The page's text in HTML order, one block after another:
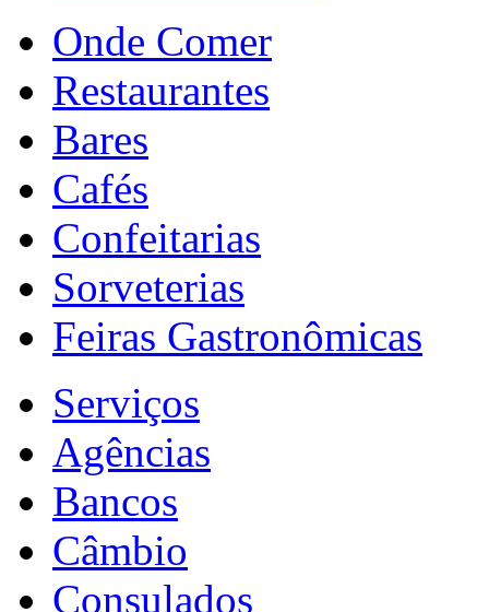
Onde Comer
Restaurantes
Bares
Cafés
Confeitarias
Sorveterias
Feiras Gastronômicas
Serviços
Agências
Bancos
Câmbio
Consulados